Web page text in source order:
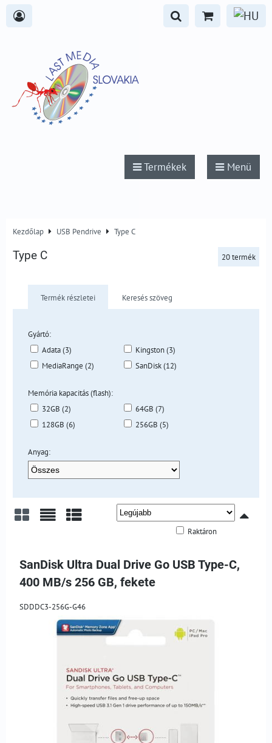
Termékek Menü
Kezdőlap USB Pendrive Type C
Type C 20termék
Termék részletei Keresés szöveg
Gyártó:
Adata (3)
Kingston (3)
MediaRange (2)
SanDisk (12)
Memória kapacitás (flash):
32GB (2)
64GB (7)
128GB (6)
256GB (5)
Anyag:
Raktáron
SanDisk Ultra Dual Drive Go USB Type-C,
400 MB/s 256 GB, fekete
SDDDC3-256G-G46